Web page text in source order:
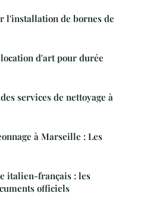
l'installation de bornes de
d'art pour durée
services de nettoyage à
à Marseille : Les
italien-français : les
officiels